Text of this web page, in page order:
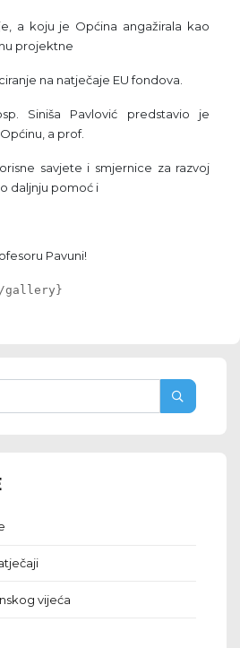
a koju je Općina angažirala kao
projektne
na natječaje EU fondova.
Siniša Pavlović predstavio je
a prof.
savjete i smjernice za razvoj
daljnju pomoć i
Pavuni!
gallery}
vijeća